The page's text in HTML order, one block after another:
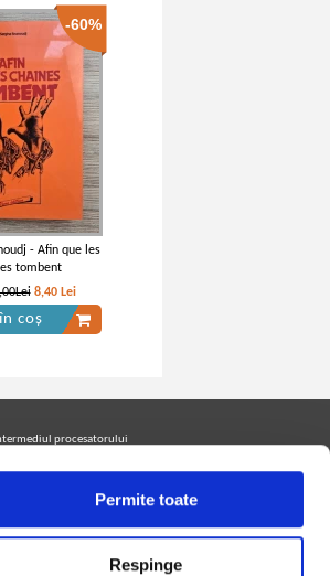
Permite toate
Respinge
-60%
- Afin que les
tombent
8,40 Lei
coș
procesatorului
pentru a fi la curent cu